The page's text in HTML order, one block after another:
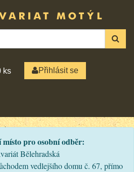
ks Přihlásit se
místo pro osobní odběr:
Bělehradská
vedlejšího domu č. 67, přímo